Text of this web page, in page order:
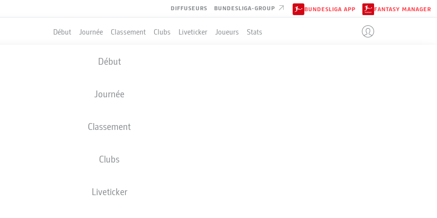
DIFFUSEURS BUNDESLIGA-GROUP BUNDESLIGA APP FANTASY MANAGER
Début Journée Classement Clubs Liveticker Joueurs Stats
Début
Journée
Classement
Clubs
Liveticker